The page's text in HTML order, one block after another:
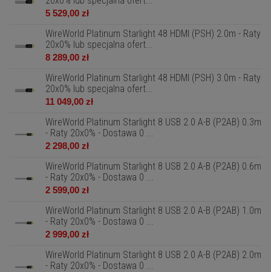
5 529,00 zł
WireWorld Platinum Starlight 48 HDMI (PSH) 2.0m - Raty
20x0% lub specjalna ofert...
8 289,00 zł
WireWorld Platinum Starlight 48 HDMI (PSH) 3.0m - Raty
20x0% lub specjalna ofert...
11 049,00 zł
WireWorld Platinum Starlight 8 USB 2.0 A-B (P2AB) 0.3m
- Raty 20x0% - Dostawa 0 ...
2 298,00 zł
WireWorld Platinum Starlight 8 USB 2.0 A-B (P2AB) 0.6m
- Raty 20x0% - Dostawa 0 ...
2 599,00 zł
WireWorld Platinum Starlight 8 USB 2.0 A-B (P2AB) 1.0m
- Raty 20x0% - Dostawa 0 ...
2 999,00 zł
WireWorld Platinum Starlight 8 USB 2.0 A-B (P2AB) 2.0m
- Raty 20x0% - Dostawa 0 ...